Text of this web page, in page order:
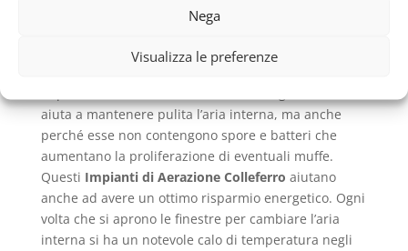
Nega
Visualizza le preferenze
provocano quell’odore fastidioso che si percepisce
Una volta che essa viene azionata si ha
aiuta a mantenere pulita l’aria interna, ma anche
perché esse non contengono spore e batteri che
aumentano la proliferazione di eventuali muffe.
Questi Impianti di Aerazione Colleferro aiutano
anche ad avere un ottimo risparmio energetico. Ogni
volta che si aprono le finestre per cambiare l’aria
interna si ha un notevole calo di temperatura negli